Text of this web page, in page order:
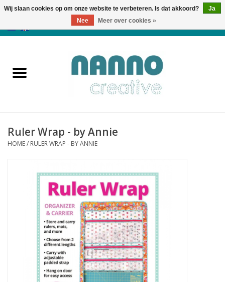
Producten
Nieuws
Koopjeshoek
Laatste Kans
Cadeaubonnen
Nanno Blog
Ruler Wrap - by Annie
HOME/ RULER WRAP - BY ANNIE
Wij slaan cookies op om onze website te verbeteren. Is dat akkoord?
Ja
Nee
Meer over cookies »